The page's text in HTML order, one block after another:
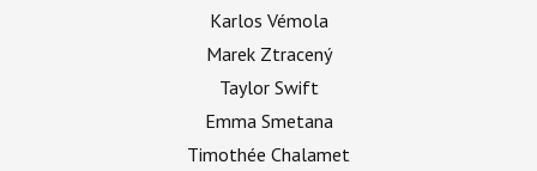
Karlos Vémola
Marek Ztracený
Taylor Swift
Emma Smetana
Timothée Chalamet